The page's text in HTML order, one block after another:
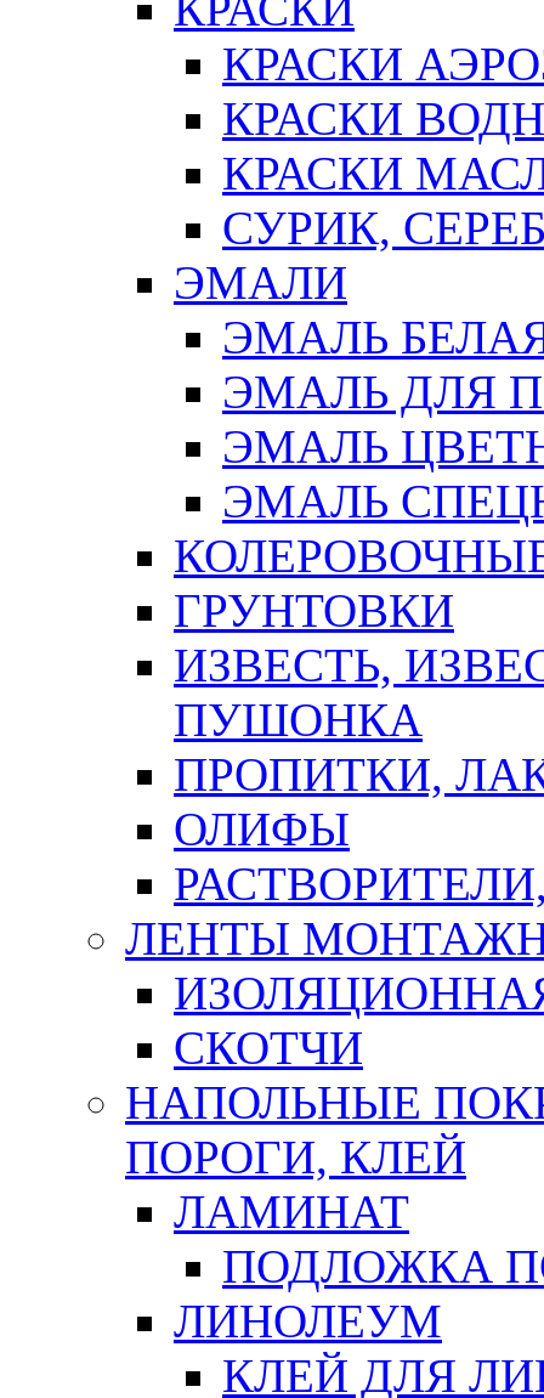
КРАСКИ
КРАСКИ
КРАСКИ
СУРИК,
ЭМАЛИ
ЭМАЛЬ
ЭМАЛЬ ДЛЯ
ЭМАЛЬ
ЭМАЛЬ
ГРУНТОВКИ
ИЗВЕСТЬ,
ПУШОНКА
ПРОПИТКИ,
ОЛИФЫ
ЛЕНТЫ
СКОТЧИ
НАПОЛЬНЫЕ
ПОРОГИ, КЛЕЙ
ЛАМИНАТ
ПОДЛОЖКА
ЛИНОЛЕУМ
КЛЕЙ ДЛЯ